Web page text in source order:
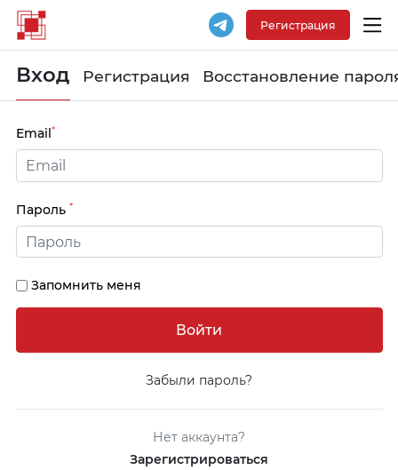
Регистрация
Вход Регистрация Восстановление
Email*
Пароль *
Запомнить меня
Забыли пароль?
Нет аккаунта?
Зарегистрироваться